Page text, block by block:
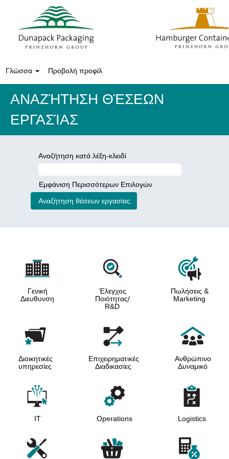
Γλώσσα Προβολή προφίλ
ΑΝΑΖΉΤΗΣΗ ΘΈΣΕΩΝ
ΕΡΓΑΣΊΑΣ
Αναζήτηση κατά λέξη-κλειδί
Εμφάνιση Περισσότερων Επιλογών
Γενική
Διευθυνση
Έλεγχος
Ποιότητας/
R&D
Πωλήσεις &
Marketing
Διοικητικές
υπηρεσίες
Επιχειρηματικές
Διαδικασίες
Ανθρώπινο
Δυναμικό
IT Operations Logistics